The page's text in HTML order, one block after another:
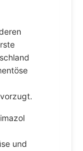
und